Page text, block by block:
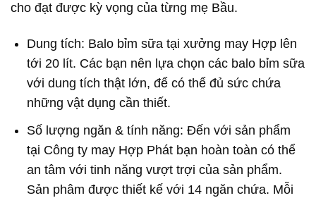
cho đạt được kỳ vọng của từng mẹ Bầu.
Dung tích: Balo bỉm sữa tại xưởng may Hợp lên
tới 20 lít. Các bạn nên lựa chọn các balo bỉm sữa
với dung tích thật lớn, để có thể đủ sức chứa
những vật dụng cần thiết.
Số lượng ngăn & tính năng: Đến với sản phẩm
tại Công ty may Hợp Phát bạn hoàn toàn có thể
an tâm với tinh năng vượt trợi của sản phẩm.
Sản phâm được thiết kế với 14 ngăn chứa. Mỗi